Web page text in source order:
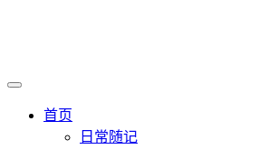
首页
日常随记